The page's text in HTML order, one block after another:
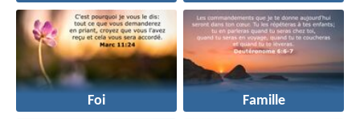
Foi Famille